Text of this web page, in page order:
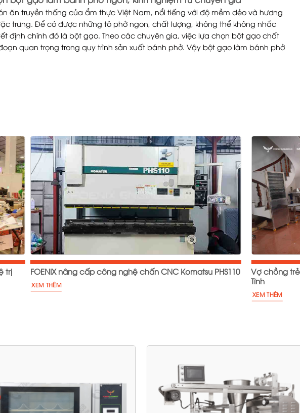
ăn truyền thống của ẩm thực Việt Nam, nổi tiếng với độ mềm dẻo và hương
trưng. Để có được những tô phở ngon, chất lượng, không thể không nhắc
định chính đó là bột gạo. Theo các chuyên gia, việc lựa chọn bột gạo chất
quan trọng trong quy trình sản xuất bánh phở. Vậy bột gạo làm bánh phở
trị
FOENIX nâng cấp công nghệ chấn CNC Komatsu PHS110
XEM THÊM
Vợ chồng
Tĩnh
XEM THÊM